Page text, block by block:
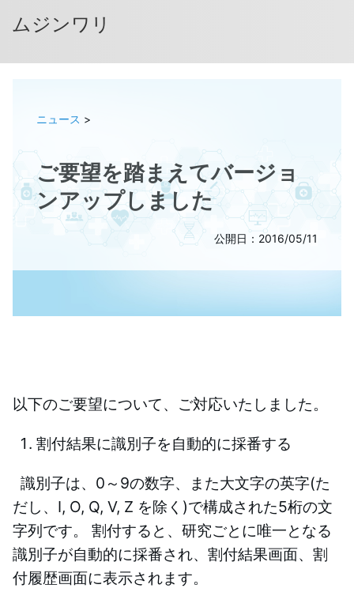
ムジンワリ
ニュース >
ご要望を踏まえてバージョ
ンアップしました
公開日：2016/05/11
以下のご要望について、ご対応いたしました。
割付結果に識別子を自動的に採番する
識別子は、0～9の数字、また大文字の英字(た
だし、I, O, Q, V, Z を除く)で構成された5桁の文
字列です。 割付すると、研究ごとに唯一となる
識別子が自動的に採番され、割付結果画面、割
付履歴画面に表示されます。